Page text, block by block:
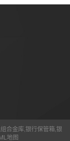
合金库,银行保管箱,银
地图